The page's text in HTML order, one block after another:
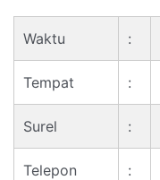
Waktu :
Tempat :
Surel :
Telepon :